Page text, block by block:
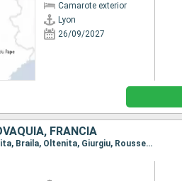
Camarote exterior
Lyon
26/09/2027
FRANCIA
Itinerario : Passau, Viena, Solt, Mohacs, Belgrado, Rousse, Giurgiu, Oltenita, Braila, Oltenita, Giurgiu, Rousse, Novi Sad, Aljmas, Budapest, Bratislava, Ybbs, Passau